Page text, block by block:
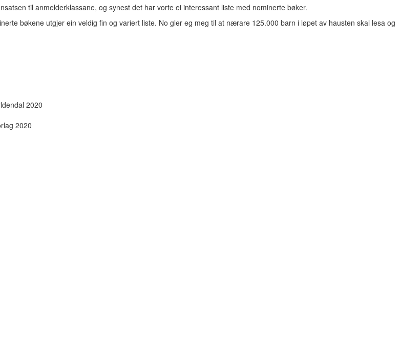
til anmelderklassane, og synest det har vorte ei interessant liste med nominerte bøker.
bøkene utgjer ein veldig fin og variert liste. No gler eg meg til at nærare 125.000 barn i løpet av hausten skal lesa og
2020
2020